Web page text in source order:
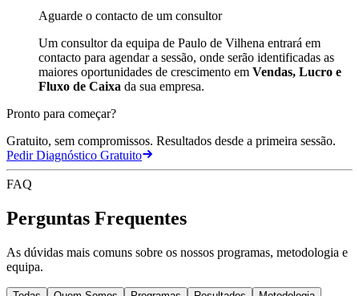
Aguarde o contacto de um consultor
Um consultor da equipa de Paulo de Vilhena entrará em
contacto para agendar a sessão, onde serão identificadas as
maiores oportunidades de crescimento em Vendas, Lucro e
Fluxo de Caixa da sua empresa.
Pronto para começar?
Gratuito, sem compromissos. Resultados desde a primeira sessão.
Pedir Diagnóstico Gratuito
FAQ
Perguntas Frequentes
As dúvidas mais comuns sobre os nossos programas, metodologia e
equipa.